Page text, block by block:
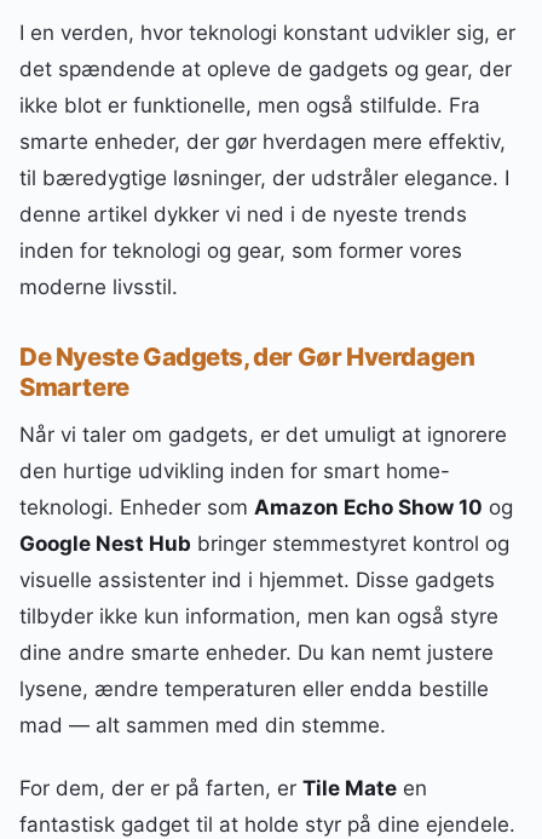
I en verden, hvor teknologi konstant udvikler sig, er
det spændende at opleve de gadgets og gear, der
ikke blot er funktionelle, men også stilfulde. Fra
smarte enheder, der gør hverdagen mere effektiv,
til bæredygtige løsninger, der udstråler elegance. I
denne artikel dykker vi ned i de nyeste trends
inden for teknologi og gear, som former vores
moderne livsstil.
De Nyeste Gadgets, der Gør Hverdagen
Smartere
Når vi taler om gadgets, er det umuligt at ignorere
den hurtige udvikling inden for smart home-
teknologi. Enheder som Amazon Echo Show 10 og
Google Nest Hub bringer stemmestyret kontrol og
visuelle assistenter ind i hjemmet. Disse gadgets
tilbyder ikke kun information, men kan også styre
dine andre smarte enheder. Du kan nemt justere
lysene, ændre temperaturen eller endda bestille
mad — alt sammen med din stemme.
For dem, der er på farten, er Tile Mate en
fantastisk gadget til at holde styr på dine ejendele.